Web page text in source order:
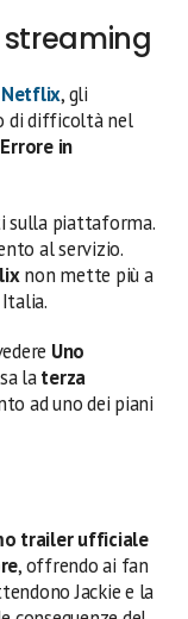
streaming
Netflix, gli
di difficoltà nel
in
sulla piattaforma.
al servizio.
non mette più a
Uno
laterza
ad uno dei piani
trailer ufficiale
, offrendo ai fan
Jackie e la